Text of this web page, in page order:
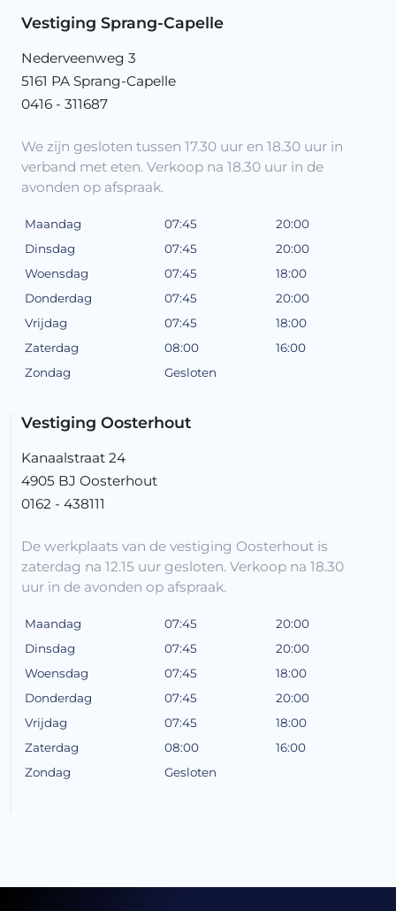
Vestiging Sprang-Capelle
Nederveenweg 3
5161 PA Sprang-Capelle
0416 - 311687
We zijn gesloten tussen 17.30 uur en 18.30 uur in
verband met eten. Verkoop na 18.30 uur in de
avonden op afspraak.
Maandag 07:45
20:00
Dinsdag
07:45
20:00
Woensdag
07:45
18:00
Donderdag
07:45
20:00
Vrijdag
07:45
18:00
Zaterdag
08:00
16:00
Zondag
Gesloten
Vestiging Oosterhout
Kanaalstraat 24
4905 BJ Oosterhout
0162 - 438111
De werkplaats van de vestiging Oosterhout is
zaterdag na 12.15 uur gesloten. Verkoop na 18.30
uur in de avonden op afspraak.
Maandag 07:45
20:00
Dinsdag
07:45
20:00
Woensdag
07:45
18:00
Donderdag
07:45
20:00
Vrijdag
07:45
18:00
Zaterdag
08:00
16:00
Zondag
Gesloten